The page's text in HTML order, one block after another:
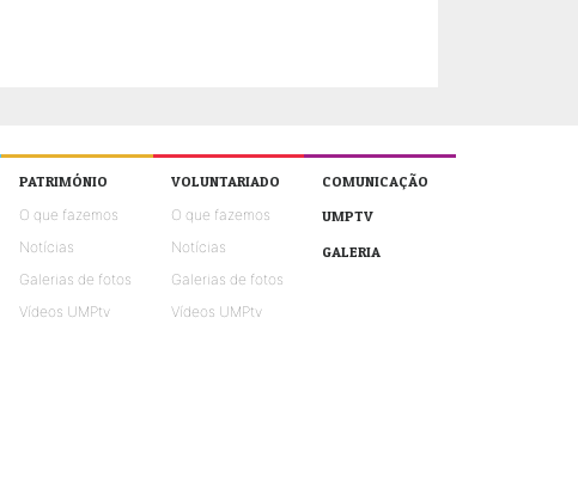
PATRIMÓNIO
O que fazemos
Notícias
Galerias de fotos
Vídeos UMPtv
VOLUNTARIADO
O que fazemos
Notícias
Galerias de fotos
Vídeos UMPtv
COMUNICAÇÃO
UMPTV
GALERIA